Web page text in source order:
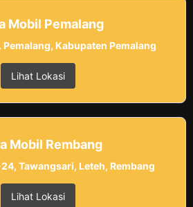
Mobil Pemalang
Kabupaten Pemalang
Lihat Lokasi
Mobil Rembang
Tawangsari, Leteh, Rembang
Lihat Lokasi